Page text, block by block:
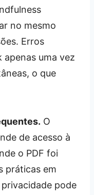
no mesmo
Erros
apenas uma vez
o que
O
de acesso à
o PDF foi
práticas em
pode